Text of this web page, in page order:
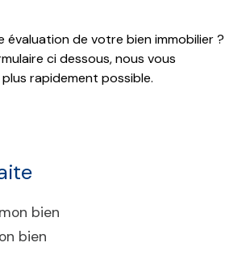
évaluation de votre bien immobilier ?
ci dessous, nous vous
rapidement possible.
bien
bien